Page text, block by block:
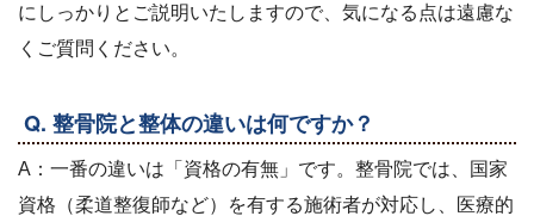
にしっかりとご説明いたしますので、気になる点は遠慮な
くご質問ください。
Q. 整骨院と整体の違いは何ですか？
A：一番の違いは「資格の有無」です。整骨院では、国家
資格（柔道整復師など）を有する施術者が対応し、医療的